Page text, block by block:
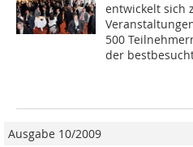
entwickelt sich
500
der
Ausgabe 10/2009